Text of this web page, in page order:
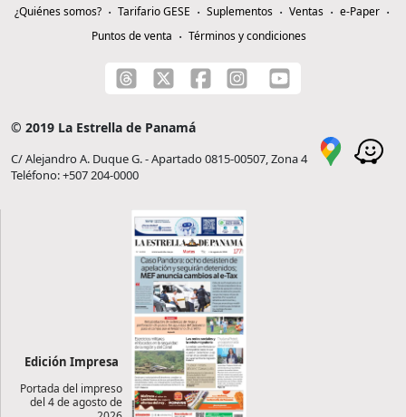
¿Quiénes somos? Tarifario GESE Suplementos Ventas
e-Paper
Puntos de venta
Términos y condiciones
© 2019 La Estrella de Panamá
C/ Alejandro A. Duque G. - Apartado 0815-00507, Zona 4
Teléfono: +507 204-0000
Edición Impresa
Portada del impreso
del 4 de agosto de